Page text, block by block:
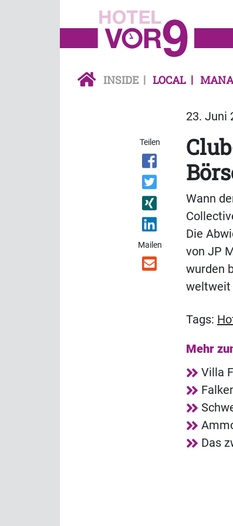
INSIDE LOCAL
23. Juni
Teilen
Mailen
Wann
Die
von JP
wurden
weltweit
Tags:
Mehr
Villa
Das